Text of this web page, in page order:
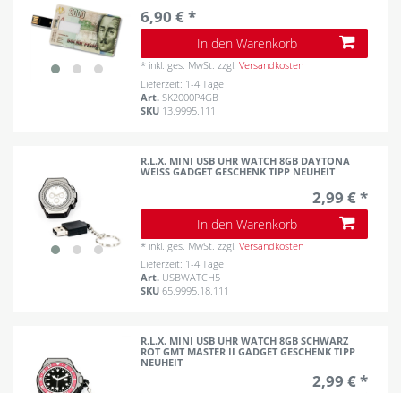
6,90 € *
In den Warenkorb
* inkl. ges. MwSt. zzgl.Versandkosten
Lieferzeit: 1-4 Tage
Art.SK2000P4GB
SKU 13.9995.111
R.L.X. MINI USB UHR WATCH 8GB DAYTONA
WEISS GADGET GESCHENK TIPP NEUHEIT
2,99 € *
In den Warenkorb
* inkl. ges. MwSt. zzgl.Versandkosten
Lieferzeit: 1-4 Tage
Art. USBWATCH5
SKU65.9995.18.111
R.L.X. MINI USB UHR WATCH 8GB SCHWARZ
ROT GMT MASTER II GADGET GESCHENK TIPP
NEUHEIT
2,99 € *